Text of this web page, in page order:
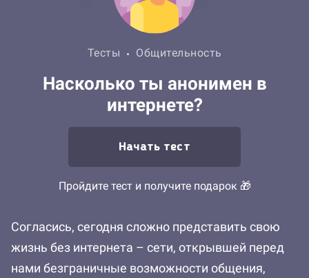
Тесты Общительность
Насколько ты анонимен в
интернете?
Начать тест
Пройдите тест и получите подарок 🎁
Согласись, сегодня сложно представить свою
жизнь без интернета – сети, открывшей перед
нами безграничные возможности общения,